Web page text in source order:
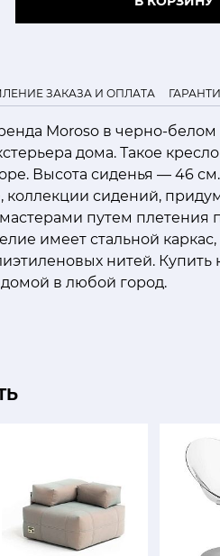
ЗАКАЗА И ОПЛАТА
Moroso в черно-
дома. Такое
Высота сиденья — 46
коллекции сидений,
путем плетения
имеет стальной
нитей.
домой в любой город.